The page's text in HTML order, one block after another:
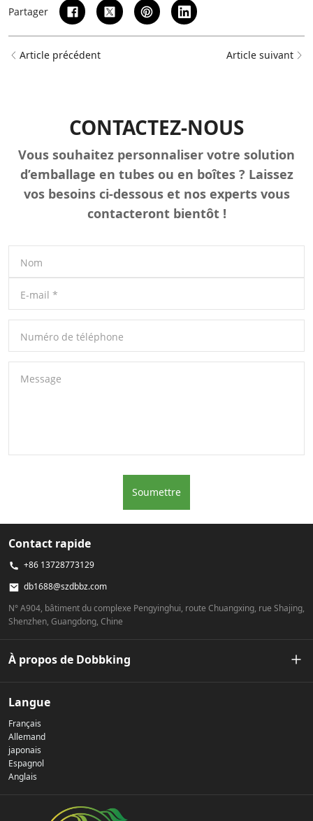
Partager
Article précédent Article suivant
CONTACTEZ-NOUS
Vous souhaitez personnaliser votre solution
d’emballage en tubes ou en boîtes ? Laissez
vos besoins ci-dessous et nos experts vous
contacteront bientôt !
Nom
E-mail *
Numéro de téléphone
Message
Soumettre
Contact rapide
+86 13728773129
db1688@szdbbz.com
N° A904, bâtiment du complexe Pengyinghui, route Chuangxing, rue Shajing,
Shenzhen, Guangdong, Chine
À propos de Dobbking
Notre histoire
Politique de confidentialité
Nous contacter
Langue
Français
Allemand
japonais
Espagnol
Anglais